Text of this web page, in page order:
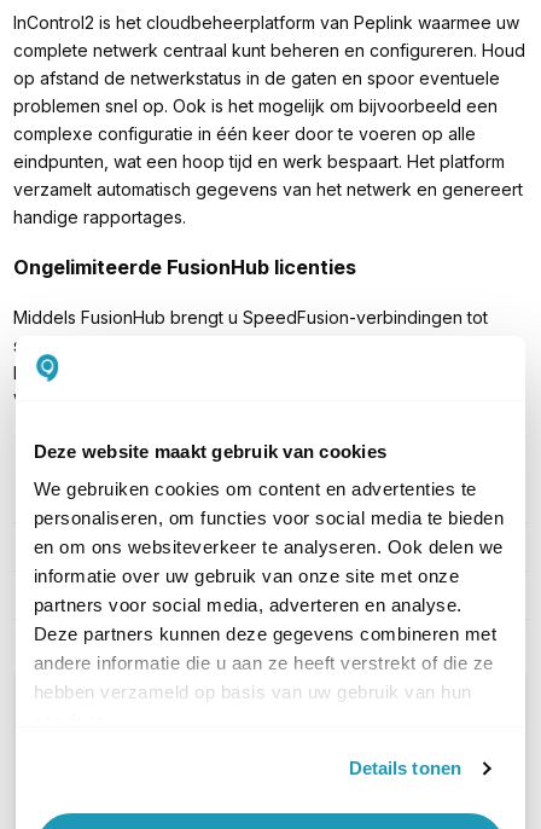
Deze website maakt gebruik van cookies
We gebruiken cookies om content en advertenties te
personaliseren, om functies voor social media te bieden
en om ons websiteverkeer te analyseren. Ook delen we
informatie over uw gebruik van onze site met onze
partners voor social media, adverteren en analyse.
Deze partners kunnen deze gegevens combineren met
andere informatie die u aan ze heeft verstrekt of die ze
hebben verzameld op basis van uw gebruik van hun
Details tonen
InControl2 is het cloudbeheerplatform van Peplink waarmee uw
complete netwerk centraal kunt beheren en configureren. Houd
op afstand de netwerkstatus in de gaten en spoor eventuele
problemen snel op. Ook is het mogelijk om bijvoorbeeld een
complexe configuratie in één keer door te voeren op alle
eindpunten, wat een hoop tijd en werk bespaart. Het platform
verzamelt automatisch gegevens van het netwerk en genereert
handige rapportages.
Ongelimiteerde FusionHub licenties
Middels FusionHub brengt u SpeedFusion-verbindingen tot
stand tussen cloudservers en fysieke Peplink-apparaten. Met
Peplink PrimeCare kunt u een ongelimiteerd aantal van deze
VPN-verbindingen opzetten.
PRODUCT DETAILS
Merk Peplink
Artikelnummer PRM-BPL-021X-LTE-1Y
WIL JIJ ADVIES OP MAAT?